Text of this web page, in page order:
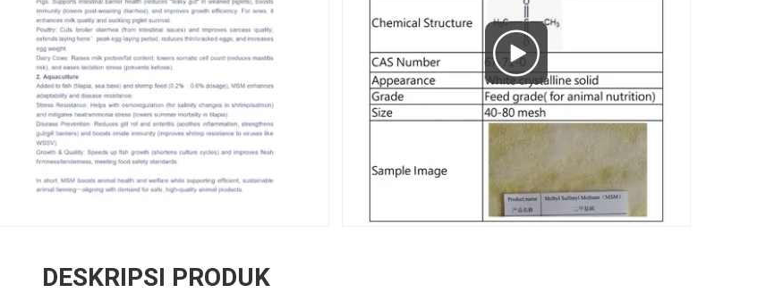
DESKRIPSI PRODUK